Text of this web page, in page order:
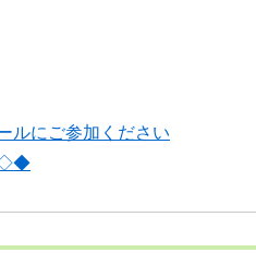
ルにご参加ください
◇◆